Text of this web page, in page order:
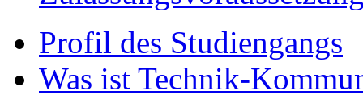
Profil des Studiengangs
Was ist Technik-